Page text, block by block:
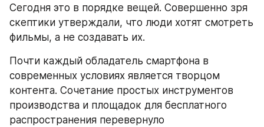
Сегодня это в порядке вещей. Совершенно зря
скептики утверждали, что люди хотят смотреть
фильмы, а не создавать их.
Почти каждый обладатель смартфона в
современных условиях является творцом
контента. Сочетание простых инструментов
производства и площадок для бесплатного
распространения перевернуло